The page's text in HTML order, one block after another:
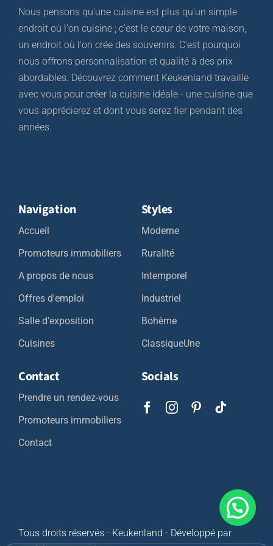
Nous pensons qu'une cuisine est plus qu'un simple
endroit où l'on cuisine ; c'est le cœur de votre maison,
un endroit où l'on crée des souvenirs. C'est pourquoi
nous offrons personnalisation et qualité à des prix
abordables. Découvrez comment Keukenland travaille
avec vous pour créer la cuisine idéale - une cuisine que
vous apprécierez et dont vous serez fier pendant des
années.
Navigation
Accueil
Promoteurs immobiliers
A propos de nous
Offres d'emploi
Salle d'exposition
Cuisines
Styles
Moderne
Ruralité
Intemporel
Industriel
Bohème
ClassiqueUne
Contact
Prendre un rendez-vous
Promoteurs immobiliers
Contact
Socials
Tous droits réservés - Keukenland - Développé par